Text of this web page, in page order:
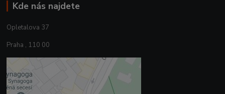
Kde nás najdete
Opletalova 37
Praha , 110 00